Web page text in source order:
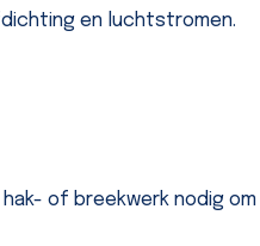
en luchtstromen.
hak- of breekwerk nodig om